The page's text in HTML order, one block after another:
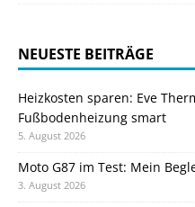
NEUESTE BEITRÄGE
Heizkosten sparen: Eve
Fußbodenheizung smart
5. August 2026
Moto G87 im Test: Mein
3. August 2026